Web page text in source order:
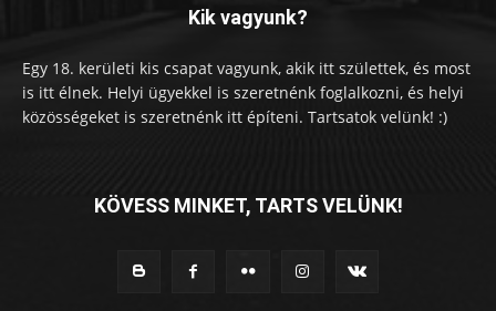
Kik vagyunk?
Egy 18. kerületi kis csapat vagyunk, akik itt születtek, és most
is itt élnek. Helyi ügyekkel is szeretnénk foglalkozni, és helyi
közösségeket is szeretnénk itt építeni. Tartsatok velünk! :)
KÖVESS MINKET, TARTS VELÜNK!